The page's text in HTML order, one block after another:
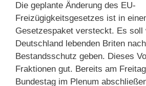
Die geplante Änderung des EU-
Freizügigkeitsgesetzes ist in
Gesetzespaket versteckt. Es soll
Deutschland lebenden Briten
Bestandsschutz geben. Dieses
Fraktionen gut. Bereits am
Bundestag im Plenum